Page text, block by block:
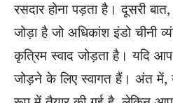
रसदार होना पड़ता है। दूसरी
जोड़ा है जो अधिकांश इंडो चीनी
कृत्रिम स्वाद जोड़ता है। यदि
जोड़ने के लिए स्वागत हैं। अंत में,